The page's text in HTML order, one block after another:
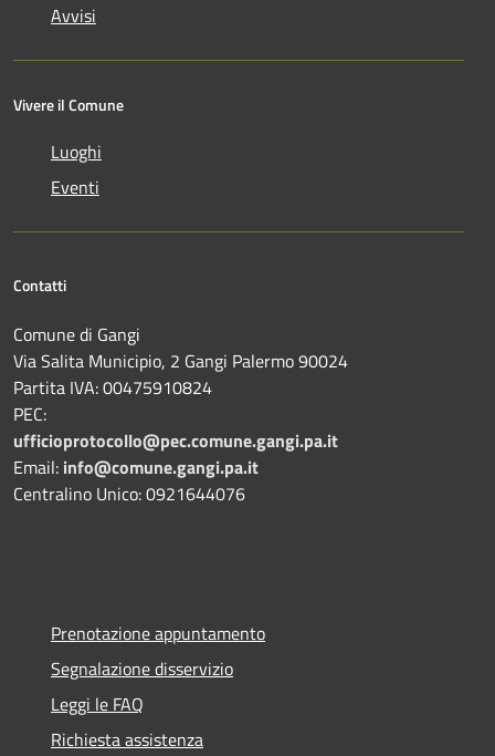
Avvisi
Vivere il Comune
Luoghi
Eventi
Contatti
Comune di Gangi
Via Salita Municipio, 2 Gangi Palermo 90024
Partita IVA: 00475910824
PEC:
ufficioprotocollo@pec.comune.gangi.pa.it
Email: info@comune.gangi.pa.it
Centralino Unico: 0921644076
Prenotazione appuntamento
Segnalazione disservizio
Leggi le FAQ
Richiesta assistenza